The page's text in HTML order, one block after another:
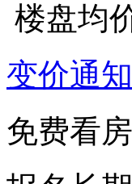
楼盘均
变价通
免费看房